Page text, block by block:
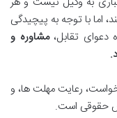
اما با توجه به پیچیدگی
دعوای تقابل،مشاوره و
رعایت مهلت ها، و
حقوقی است.